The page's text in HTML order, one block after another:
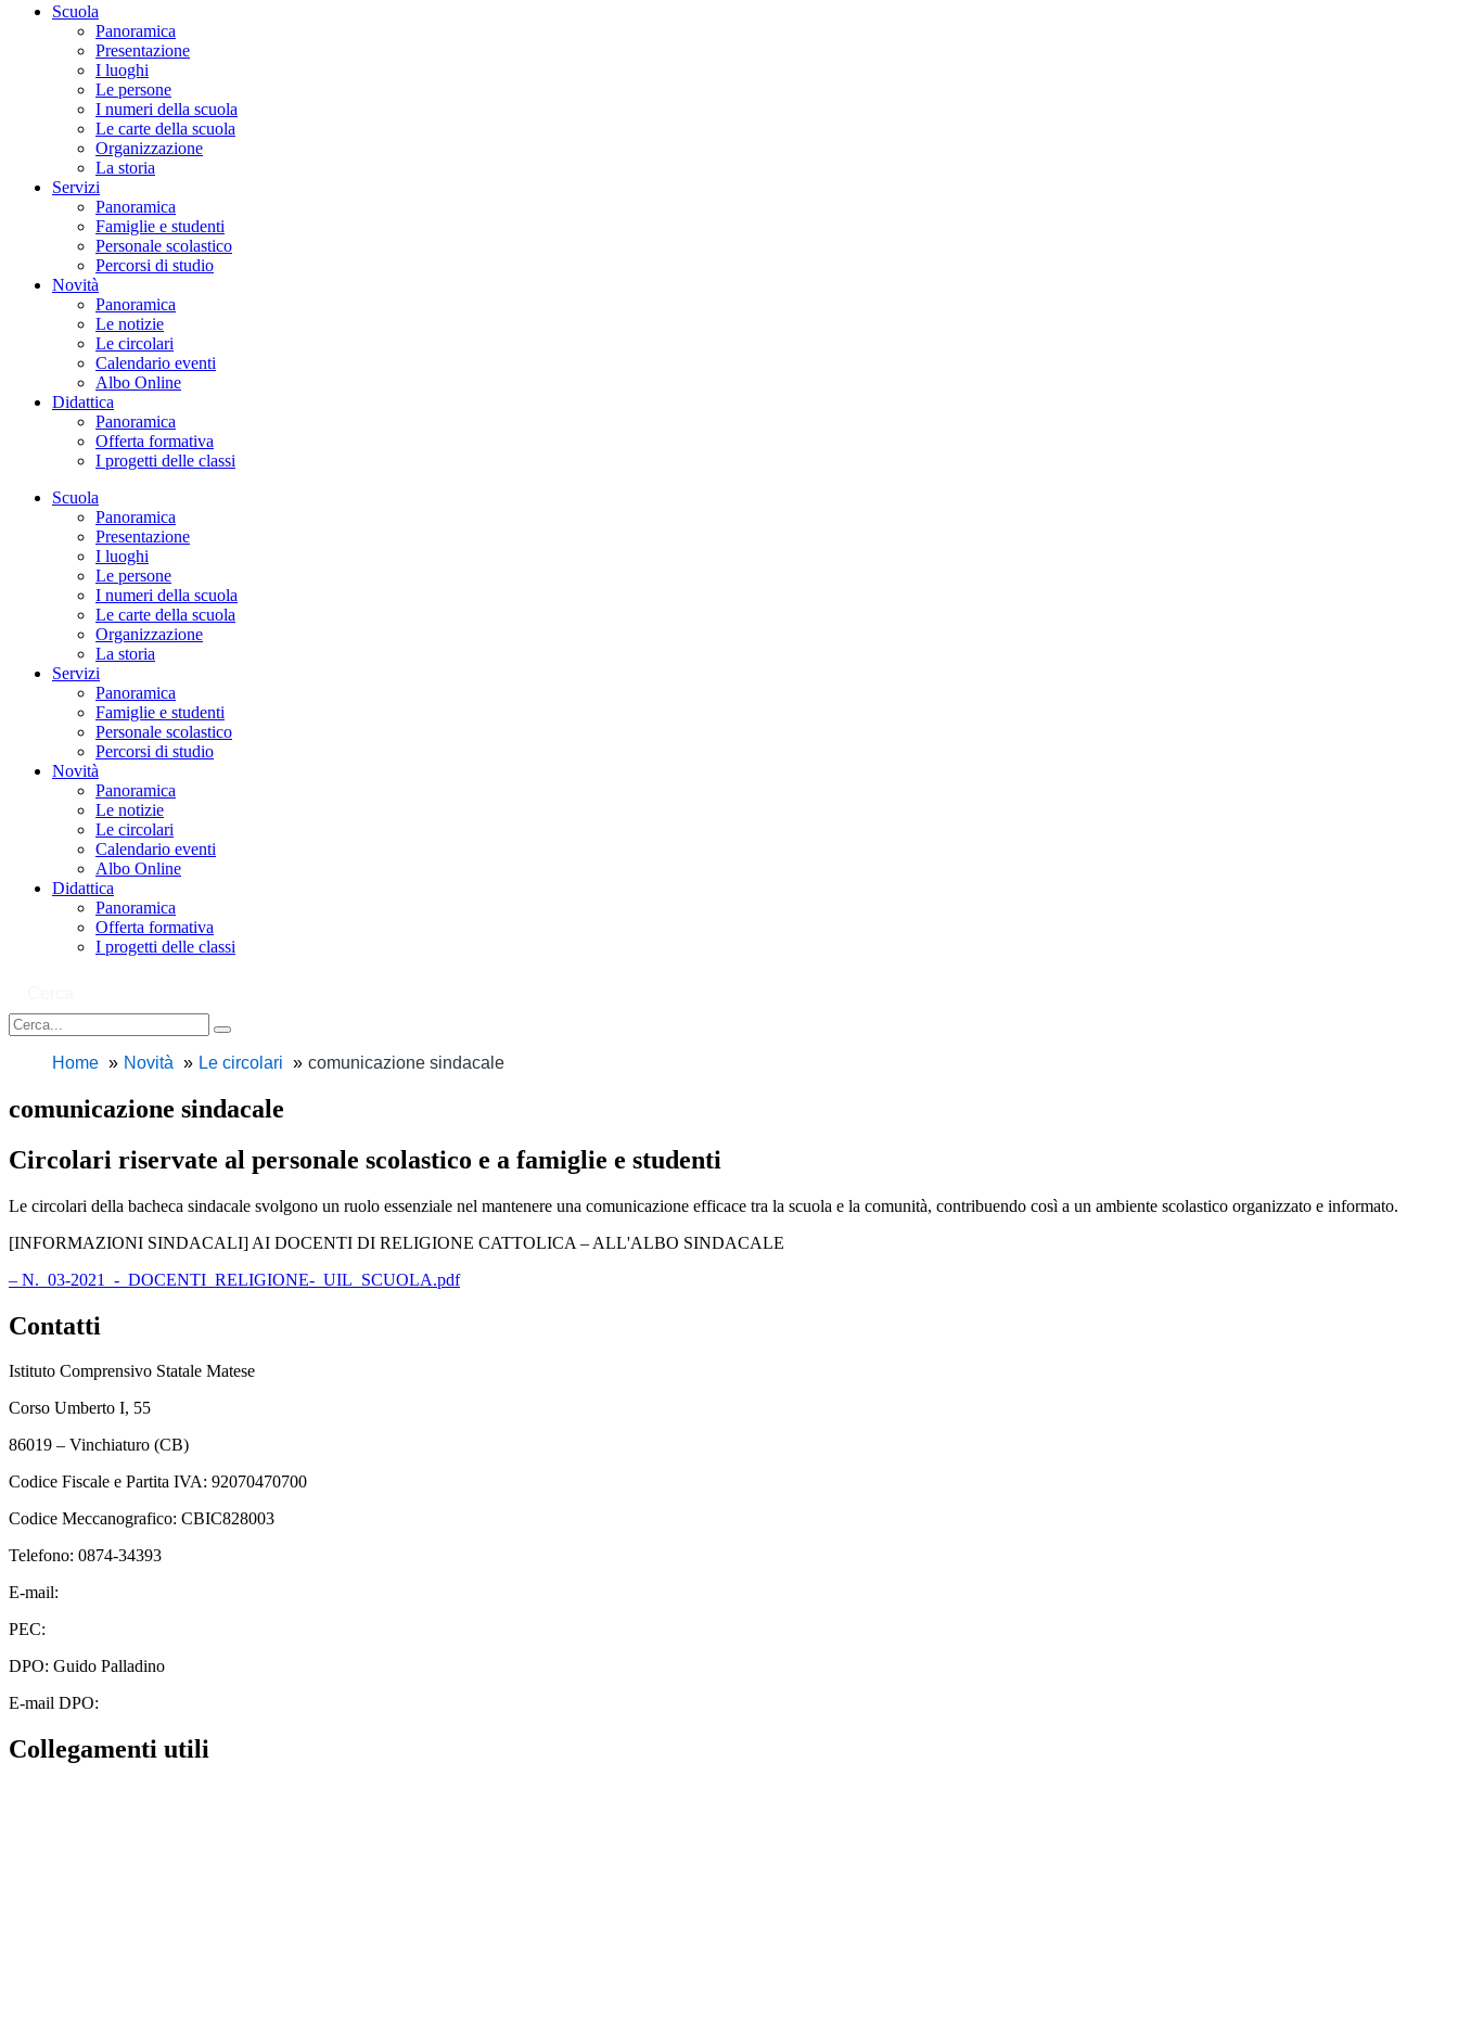
Scuola
Panoramica
Presentazione
I luoghi
Le persone
I numeri della scuola
Le carte della scuola
Organizzazione
La storia
Servizi
Panoramica
Famiglie e studenti
Personale scolastico
Percorsi di studio
Novità
Panoramica
Le notizie
Le circolari
Calendario eventi
Albo Online
Didattica
Panoramica
Offerta formativa
I progetti delle classi
Scuola
Panoramica
Presentazione
I luoghi
Le persone
I numeri della scuola
Le carte della scuola
Organizzazione
La storia
Servizi
Panoramica
Famiglie e studenti
Personale scolastico
Percorsi di studio
Novità
Panoramica
Le notizie
Le circolari
Calendario eventi
Albo Online
Didattica
Panoramica
Offerta formativa
I progetti delle classi
Home Novità Le circolari comunicazione sindacale
comunicazione sindacale
Circolari riservate al personale scolastico e a famiglie e studenti
Le circolari della bacheca sindacale svolgono un ruolo essenziale nel mantenere una comunicazione efficace tra la scuola e la comunità, contribuendo così a un ambiente scolastico organizzato e informato.
[INFORMAZIONI SINDACALI] AI DOCENTI DI RELIGIONE CATTOLICA – ALL'ALBO SINDACALE
– N._03-2021_-_DOCENTI_RELIGIONE-_UIL_SCUOLA.pdf
Contatti
Istituto Comprensivo Statale Matese
Corso Umberto I, 55
86019 – Vinchiaturo (CB)
Codice Fiscale e Partita IVA: 92070470700
Codice Meccanografico: CBIC828003
Telefono: 0874-34393
E-mail:
PEC:
DPO: Guido Palladino
E-mail DPO:
Collegamenti utili